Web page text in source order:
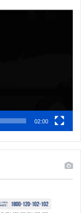
02:00